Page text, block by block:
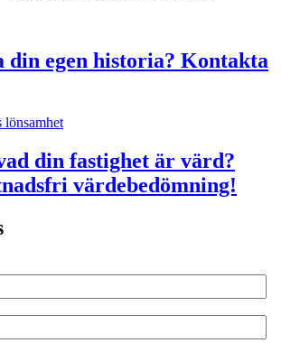
din egen historia? Kontakta
din fastighet är värd?
värdebedömning!